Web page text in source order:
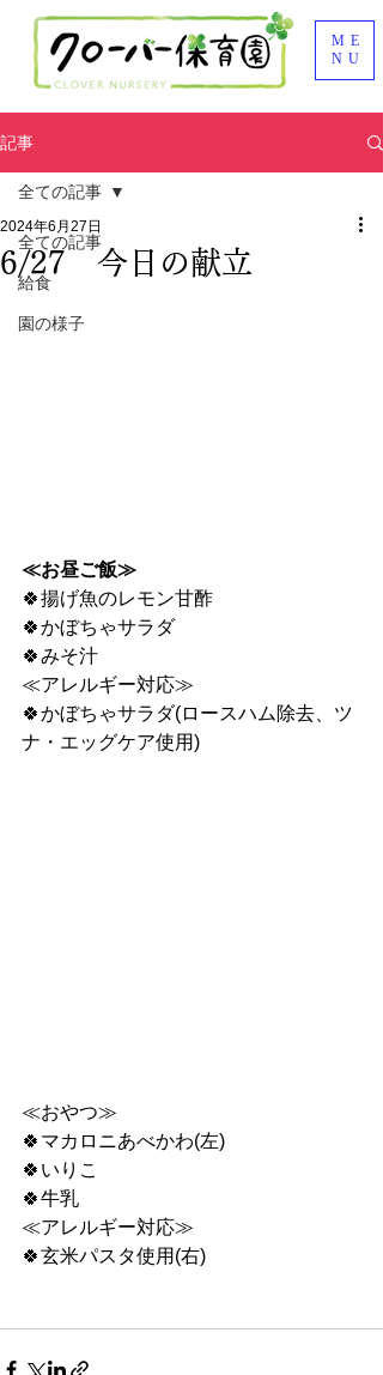
ME
NU
記事
全ての記事
給食
園の様子
全ての記事
6/27 今日の献立
2024年6月27日
≪お昼ご飯≫
🍀揚げ魚のレモン甘酢
🍀かぼちゃサラダ
🍀みそ汁
≪アレルギー対応≫
🍀かぼちゃサラダ(ロースハム除去、ツ
ナ・エッグケア使用)
≪おやつ≫
🍀マカロニあべかわ(左)
🍀いりこ
🍀牛乳
≪アレルギー対応≫
🍀玄米パスタ使用(右)